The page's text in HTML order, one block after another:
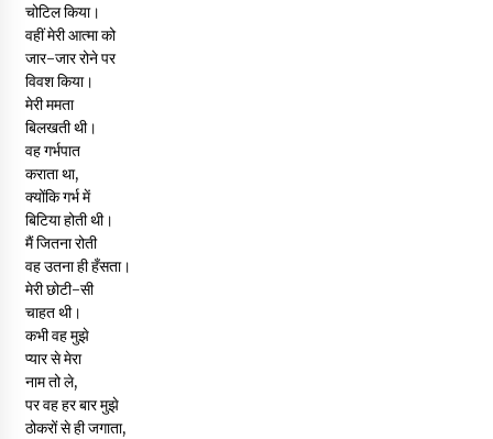
चोटिल किया।
वहीं मेरी आत्मा को
जार-जार रोने पर
विवश किया।
मेरी ममता
बिलखती थी।
वह गर्भपात
कराता था,
क्योंकि गर्भ में
बिटिया होती थी।
मैं जितना रोती
वह उतना ही हँसता।
मेरी छोटी-सी
चाहत थी।
कभी वह मुझे
प्यार से मेरा
नाम तो ले,
पर वह हर बार मुझे
ठोकरों से ही जगाता,